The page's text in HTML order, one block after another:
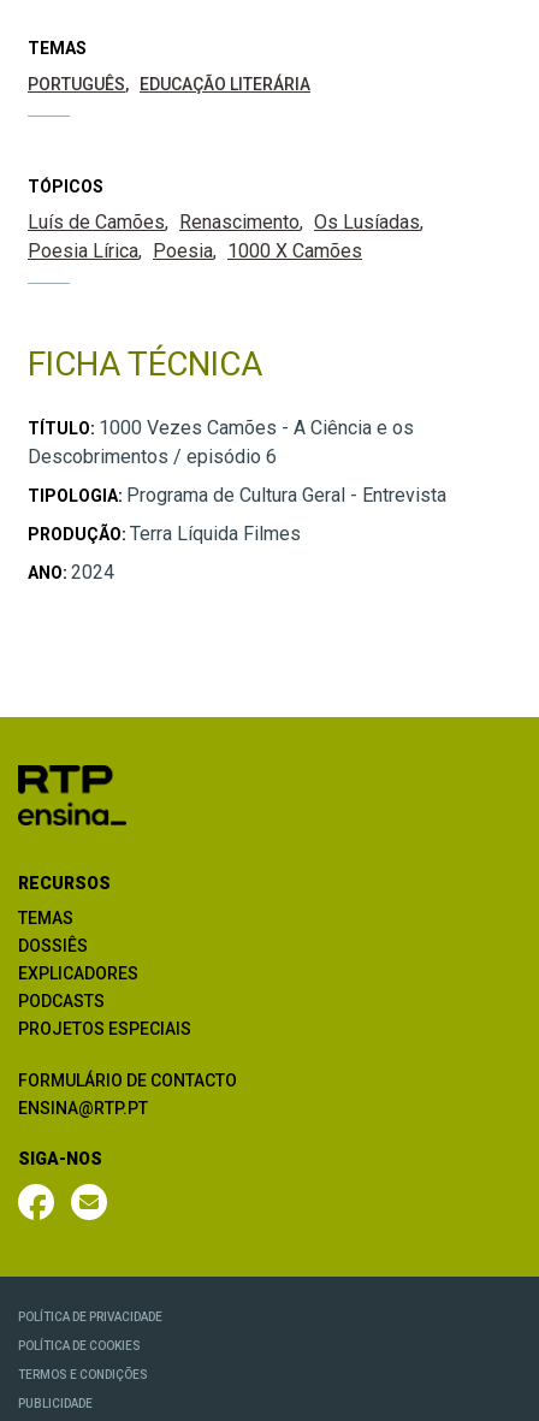
TEMAS
PORTUGUÊS
EDUCAÇÃO LITERÁRIA
TÓPICOS
Luís de Camões Renascimento
Os Lusíadas
Poesia Lírica
Poesia 1000 X Camões
FICHA TÉCNICA
TÍTULO: 1000 Vezes Camões - A Ciência e os
Descobrimentos / episódio 6
TIPOLOGIA: Programa de Cultura Geral - Entrevista
PRODUÇÃO: Terra Líquida Filmes
ANO: 2024
RECURSOS
TEMAS
DOSSIÊS
EXPLICADORES
PODCASTS
PROJETOS ESPECIAIS
FORMULÁRIO DE CONTACTO
ENSINA@RTP.PT
SIGA-NOS
POLÍTICA DE PRIVACIDADE
POLÍTICA DE COOKIES
TERMOS E CONDIÇÕES
PUBLICIDADE